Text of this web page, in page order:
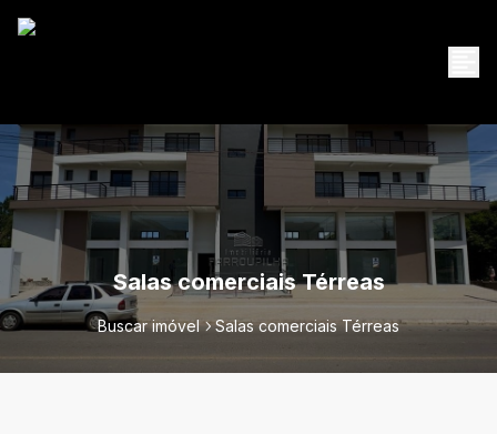
Salas comerciais Térreas
Buscar imóvel Salas comerciais Térreas